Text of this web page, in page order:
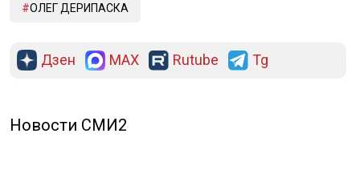
ОЛЕГ ДЕРИПАСКА
Дзен MAX Rutube Tg
Новости СМИ2